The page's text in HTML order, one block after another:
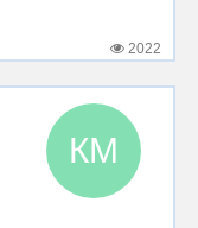
2022
КМ